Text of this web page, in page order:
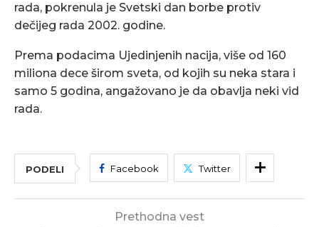
rada, pokrenula je Svetski dan borbe protiv
dečijeg rada 2002. godine.
Prema podacima Ujedinjenih nacija, više od 160
miliona dece širom sveta, od kojih su neka stara i
samo 5 godina, angažovano je da obavlja neki vid
rada.
PODELI Facebook Twitter
Prethodna vest